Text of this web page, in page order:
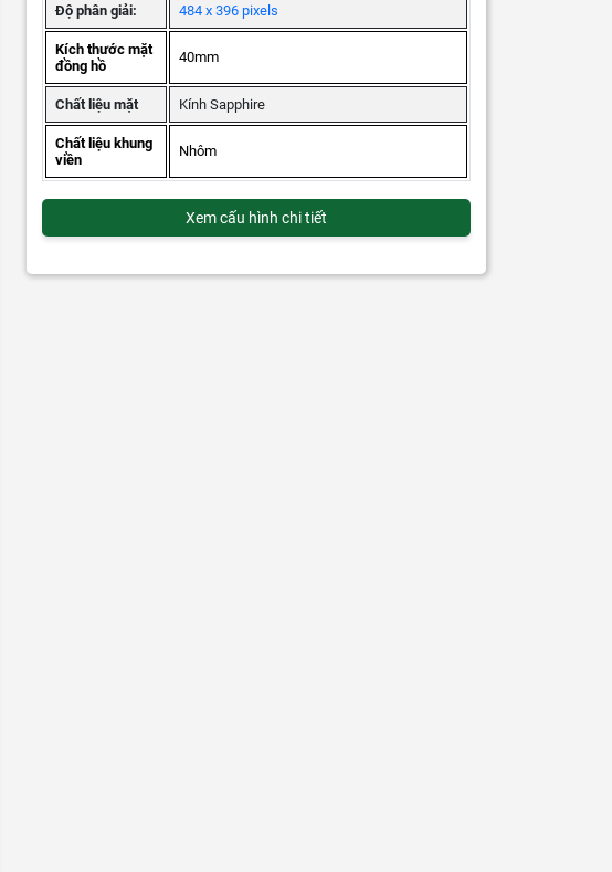
Độ phân giải: 484 x 396 pixels
Kích thước mặt
đồng hồ
40mm
Chất liệu mặt Kính Sapphire
Chất liệu khung
viền
Nhôm
Xem cấu hình chi tiết